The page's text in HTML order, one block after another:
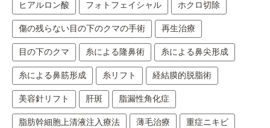
ヒアルロン酸 フォトフェイシャル ホクロ切除
傷の残らない目の下のクマの手術 再生治療
目の下のクマ 糸による隆鼻術 糸による鼻尖形成
糸による鼻筋形成 糸リフト 経結膜的脱脂術
美容針リフト 肝斑 脂漏性角化症
脂肪幹細胞上清液注入療法 薄毛治療 重症ニキビ